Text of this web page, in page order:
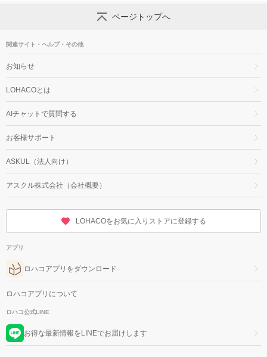
ページトップへ
関連サイト・ヘルプ・その他
お知らせ
LOHACOとは
AIチャットで質問する
お客様サポート
ASKUL（法人向け）
アスクル株式会社（会社概要）
LOHACOをお気に入りストアに登録する
アプリ
ロハコアプリをダウンロード
ロハコアプリについて
ロハコ公式LINE
お得な最新情報をLINEでお届けします